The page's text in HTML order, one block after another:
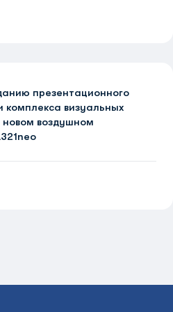
презентационного
комплекса визуальных
воздушном